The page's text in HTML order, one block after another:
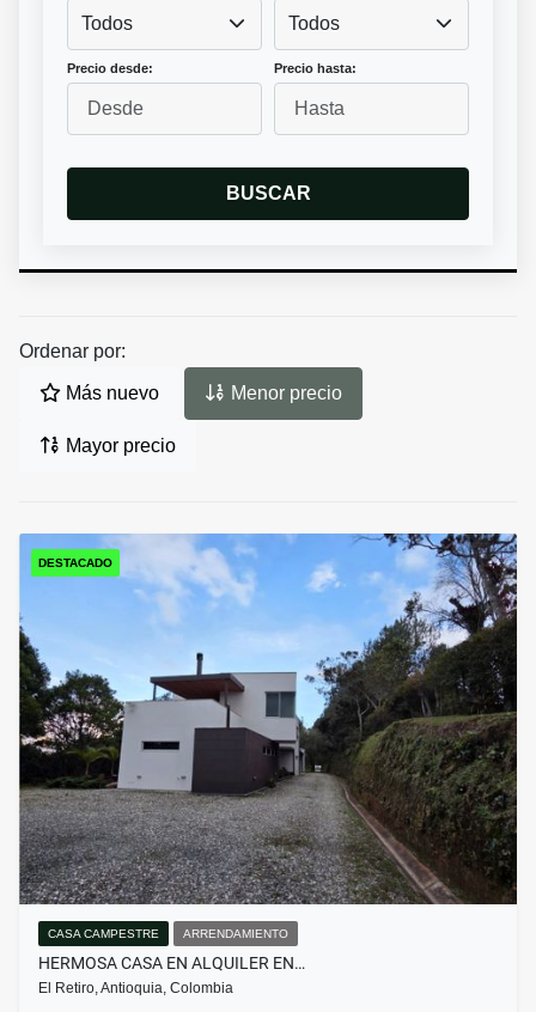
Todos Todos
Precio desde: Precio hasta:
BUSCAR
Ordenar por:
Más nuevo Menor precio
Mayor precio
DESTACADO
CASA CAMPESTRE ARRENDAMIENTO
HERMOSA CASA EN ALQUILER EN…
El Retiro, Antioquia, Colombia